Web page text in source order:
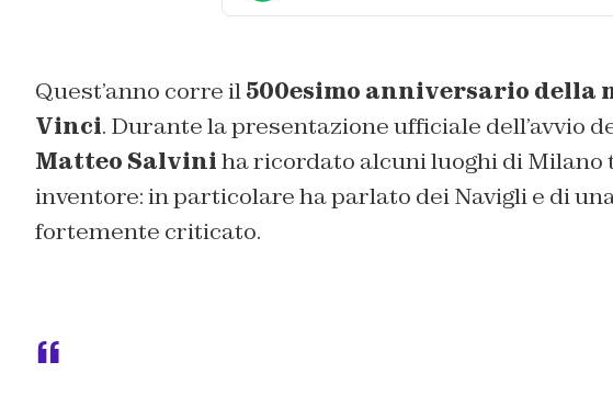
Quest’anno corre il500esimo anniversario della
Vinci. Durante la presentazione ufficiale dell’avvio
Matteo Salviniha ricordato alcuni luoghi di Milano
inventore: in particolare ha parlato dei Navigli e di
fortemente criticato.